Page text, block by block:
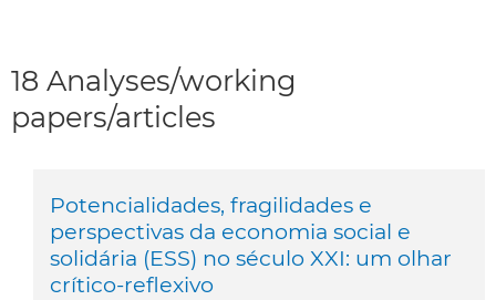
18 Analyses/working
papers/articles
Potencialidades, fragilidades e
perspectivas da economia social e
solidária (ESS) no século XXI: um olhar
crítico-reflexivo